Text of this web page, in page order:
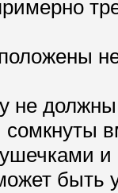
не
быть